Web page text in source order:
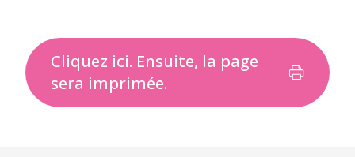
Cliquez ici. Ensuite, la page
sera imprimée.